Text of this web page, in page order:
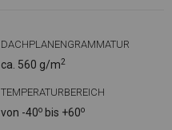
DACHPLANENGRAMMATUR
ca. 560 g/m2
TEMPERATURBEREICH
von -40o bis +60o